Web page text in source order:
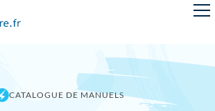
CATALOGUE DE MANUELS